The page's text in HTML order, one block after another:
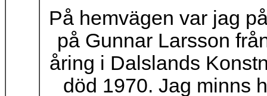
På hemvägen var jag
på Gunnar Larsson
åring i Dalslands
död 1970. Jag minns